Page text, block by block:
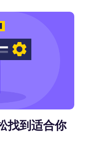
找到适合你